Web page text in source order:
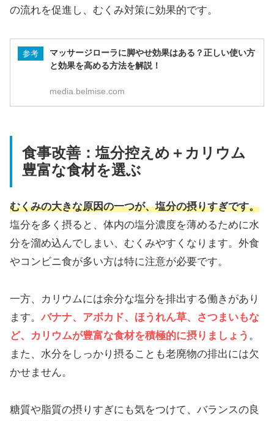
の流れを促進し、むくみ対策に効果的です。
参考
マッサージローラに脚やせ効果はある？正しい使い方
と効果を高める方法を解説！
media.belmise.com
食事改善：塩分控えめ＋カリウム
豊富な食材を選ぶ
むくみの大きな原因の一つが、塩分の摂りすぎです。
塩分を多く摂ると、体内の塩分濃度を薄めるために水
分を溜め込んでしまい、むくみやすくなります。外食
やコンビニ食が多い方は特に注意が必要です。
一方、カリウムには余分な塩分を排出する働きがあり
ます。バナナ、アボカド、ほうれん草、さつまいもな
ど、カリウムが豊富な食材を積極的に摂りましょう 。
また、水分をしっかり摂ることも老廃物の排出には欠
かせません。
糖質や脂質の摂りすぎにも気をつけて、バランスの良